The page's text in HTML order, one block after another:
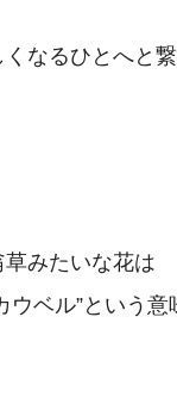
なるひとへと繋
みたいな花は
ベル”という意